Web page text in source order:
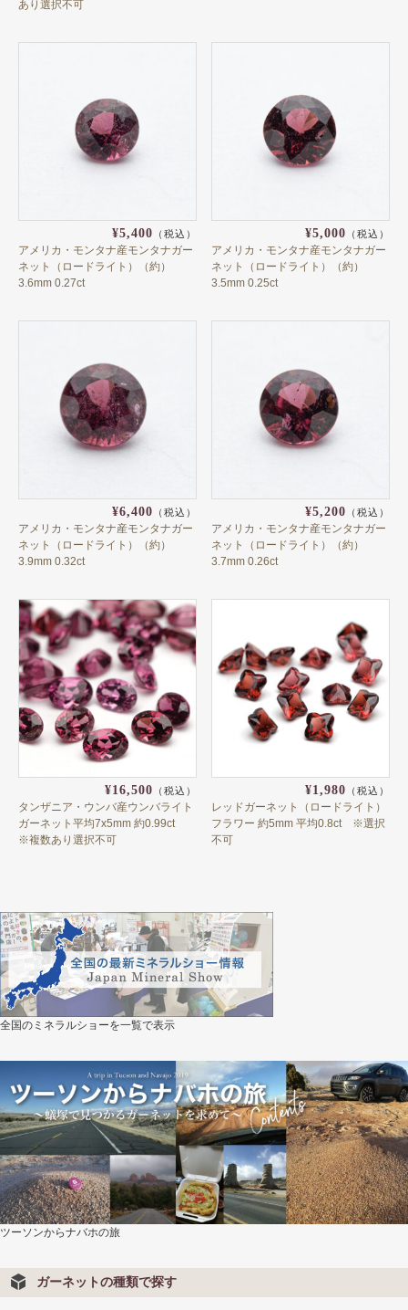
オーストリア
カザフスタン
ギリシャ
スロバキア
タンザニア
中国
チェコ
ナイジェリア
ブラジル
メキシコ
マラウイ共和国
マリ共和国
南アフリカ
ミャンマー
モザンビーク
ロシア
ラウンド
トリリアント
ペアシェイプ
オクタゴン
アンティーク
マーキス
マロン
バゲット
バフトップ
あり選択不可
¥5,400 （税込）
アメリカ・モンタナ産モンタナガー
ネット（ロードライト）（約）
3.6mm 0.27ct
¥5,000 （税込）
アメリカ・モンタナ産モンタナガー
ネット（ロードライト）（約）
3.5mm 0.25ct
¥6,400 （税込）
アメリカ・モンタナ産モンタナガー
ネット（ロードライト）（約）
3.9mm 0.32ct
¥5,200 （税込）
アメリカ・モンタナ産モンタナガー
ネット（ロードライト）（約）
3.7mm 0.26ct
¥16,500 （税込）
タンザニア・ウンバ産ウンバライト
ガーネット平均7x5mm 約0.99ct
※複数あり選択不可
¥1,980 （税込）
レッドガーネット（ロードライト）
フラワー 約5mm 平均0.8ct ※選択
不可
全国のミネラルショーを一覧で表示
ツーソンからナバホの旅
ガーネットの種類で探す